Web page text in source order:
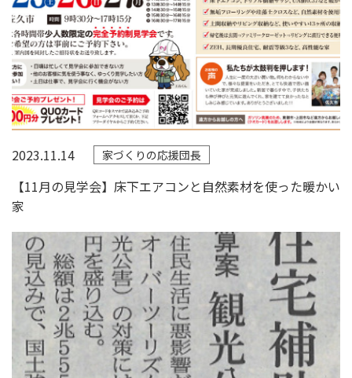
2023.11.14 家づくりの応援団長
【11月の見学会】床下エアコンと自然素材を使った暖かい
家